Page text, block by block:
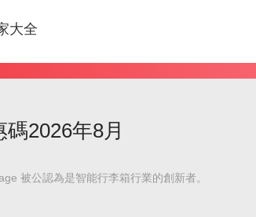
大全
2026年8月
被公認為是智能行李箱行業的創新者。